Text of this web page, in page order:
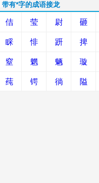
带有*字的成语接龙
佶 莹 尉 砸
睬 悱 趼 捭
窒 魍 魉 璇
莼 锷 徜 隘